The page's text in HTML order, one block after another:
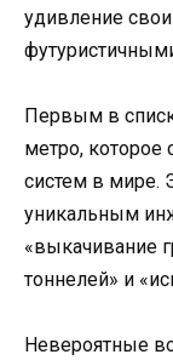
удивление
Первым в
метро, которое
систем в мире.
уникальным
«выкачивание
тоннелей» и
Невероятные